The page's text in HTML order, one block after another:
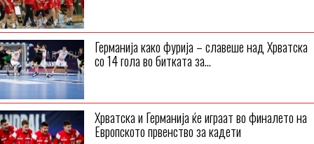
Германија како фурија – славеше над Хрватска
со 14 гола во битката за...
Хрватска и Германија ќе играат во финалето на
Европското првенство за кадети